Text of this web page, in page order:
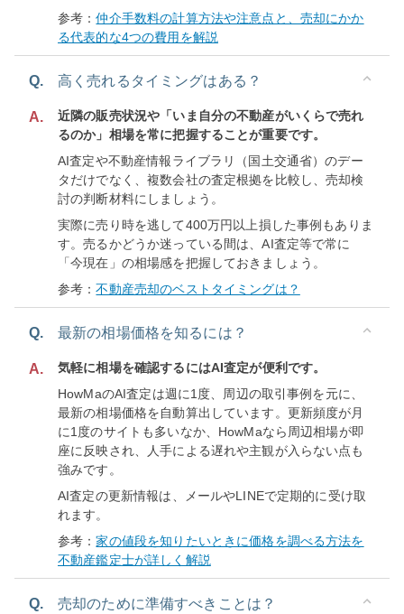
参考：仲介手数料の計算方法や注意点と、売却にかか
る代表的な4つの費用を解説
Q. 高く売れるタイミングはある？
A.
近隣の販売状況や「いま自分の不動産がいくらで売れ
るのか」相場を常に把握することが重要です。
AI査定や不動産情報ライブラリ（国土交通省）のデー
タだけでなく、複数会社の査定根拠を比較し、売却検
討の判断材料にしましょう。
実際に売り時を逃して400万円以上損した事例もありま
す。売るかどうか迷っている間は、AI査定等で常に
「今現在」の相場感を把握しておきましょう。
参考：不動産売却のベストタイミングは？
Q. 最新の相場価格を知るには？
A.
気軽に相場を確認するにはAI査定が便利です。
HowMaのAI査定は週に1度、周辺の取引事例を元に、
最新の相場価格を自動算出しています。更新頻度が月
に1度のサイトも多いなか、HowMaなら周辺相場が即
座に反映され、人手による遅れや主観が入らない点も
強みです。
AI査定の更新情報は、メールやLINEで定期的に受け取
れます。
参考：家の値段を知りたいときに価格を調べる方法を
不動産鑑定士が詳しく解説
Q. 売却のために準備すべきことは？